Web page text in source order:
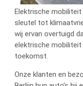
Elektrische
sleutel tot
wij ervan overtuigd
elektrische
toekomst.
Onze klanten en